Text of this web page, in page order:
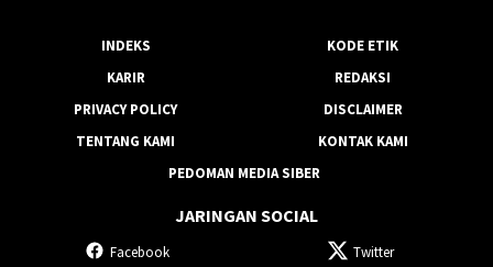
INDEKS
KODE ETIK
KARIR
REDAKSI
PRIVACY POLICY
DISCLAIMER
TENTANG KAMI
KONTAK KAMI
PEDOMAN MEDIA SIBER
JARINGAN SOCIAL
Facebook Twitter